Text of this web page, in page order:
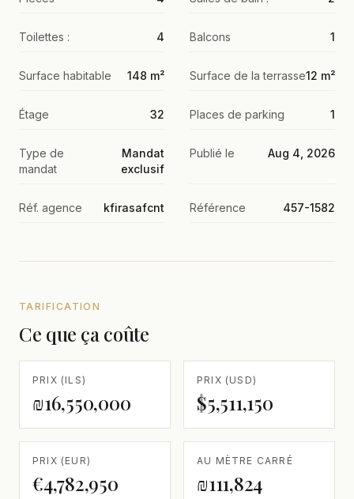
Toilettes : 4 Balcons 1
Surface habitable 148 m² Surface de la terrasse12 m²
Étage 32 Places de parking 1
Type de
mandat
Mandat
exclusif
Publié le Aug 4, 2026
Réf. agence kfirasafcnt Référence 457-1582
TARIFICATION
Ce que ça coûte
PRIX (ILS)
₪16,550,000
PRIX (USD)
$5,511,150
PRIX (EUR)
€4,782,950
AU MÈTRE CARRÉ
₪111,824